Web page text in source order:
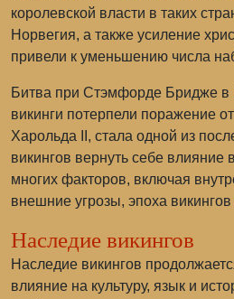
королевской власти в таких
Норвегия, а также усиление
привели к уменьшению числа
Битва при Стэмфорде Бридже в
викинги потерпели поражение
Харольда II, стала одной из
викингов вернуть себе влияние
многих факторов, включая
внешние угрозы, эпоха
Наследие викингов
Наследие викингов
влияние на культуру, язык и